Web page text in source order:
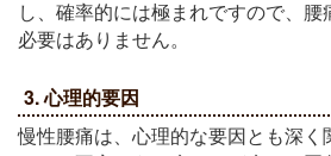
し、確率的には極まれですので、腰
必要はありません。
3. 心理的要因
慢性腰痛は、心理的な要因とも深く